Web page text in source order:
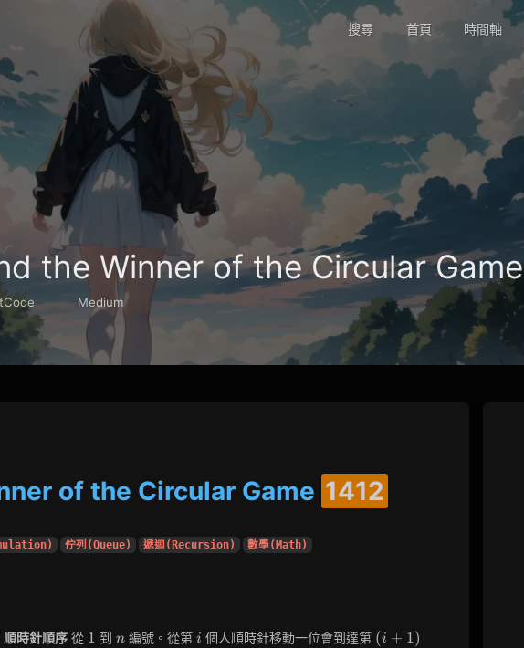
搜尋 首頁 時間軸
the Winner of the Circular Game
Medium
of the Circular Game 1412
佇列(Queue) 遞迴(Recursion) 數學(Math)
順時針順序 從 1
1 到 n
n 編號。從第 i
i 個人順時針移動一位會到達第 (i+1)
(i + 1)